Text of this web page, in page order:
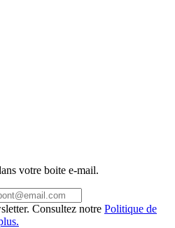
votre boite e-mail.
Consultez notre Politique de